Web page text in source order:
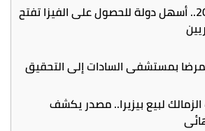
تأشيرة شنجن 2026.. أسهل دولة للحصول على الفيزا تفتح
لبيع بيزيرا.. مصدر يكشف